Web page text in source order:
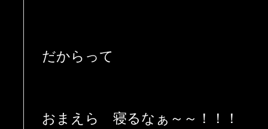
だからって
おまえら 寝るなぁ～～！！！